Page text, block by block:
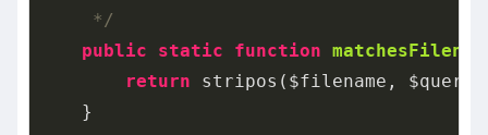
     */
public
static function
return stripos($filename,
    }